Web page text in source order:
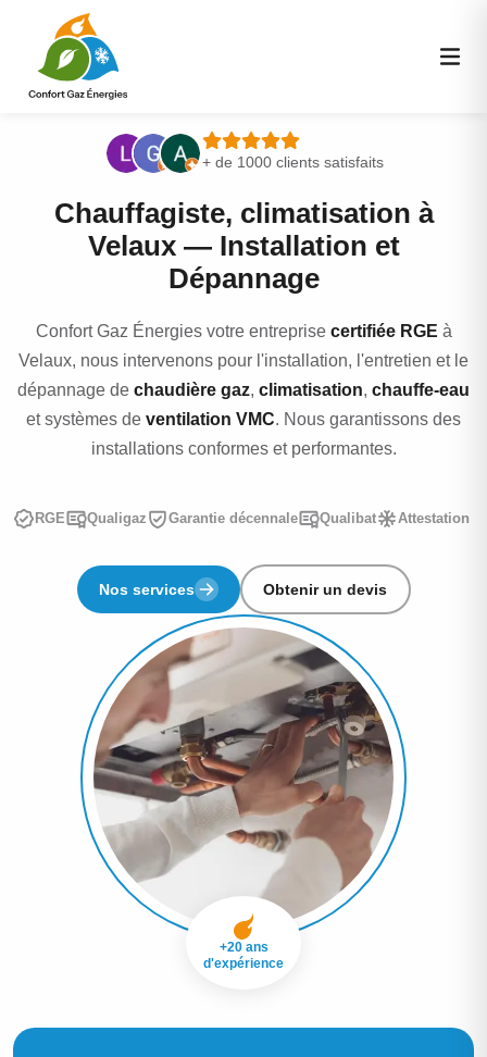
+ de 1000 clients satisfaits
Chauffagiste, climatisation à
Velaux — Installation et
Dépannage
Confort Gaz Énergies votre entreprise certifiée RGE à
Velaux, nous intervenons pour l'installation, l'entretien et le
dépannage de chaudière gaz, climatisation, chauffe-eau
et systèmes de ventilation VMC. Nous garantissons des
installations conformes et performantes.
RGE Qualigaz Garantie décennale Qualibat Attestation
Nos services Obtenir un devis
+20 ans
d'expérience
Nos chiffres clés